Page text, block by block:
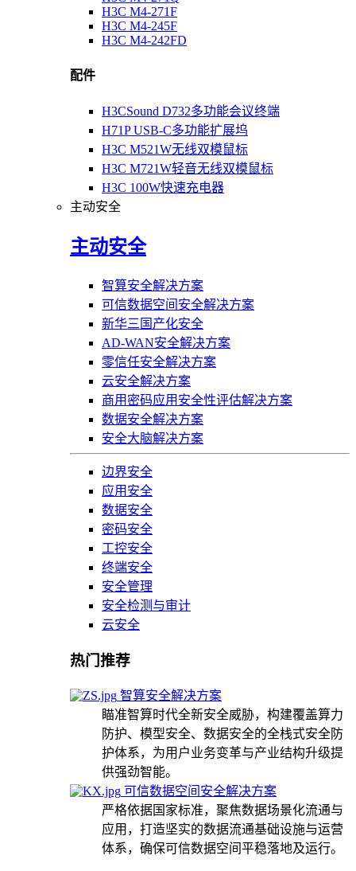
H3C M4-271F
H3C M4-245F
H3C M4-242FD
配件
H3CSound D732多功能会议终端
H71P USB-C多功能扩展坞
H3C M521W无线双模鼠标
H3C M721W轻音无线双模鼠标
H3C 100W快速充电器
主动安全
主动安全
智算安全解决方案
可信数据空间安全解决方案
新华三国产化安全
AD-WAN安全解决方案
零信任安全解决方案
云安全解决方案
商用密码应用安全性评估解决方案
数据安全解决方案
安全大脑解决方案
边界安全
应用安全
数据安全
密码安全
工控安全
终端安全
安全管理
安全检测与审计
云安全
热门推荐
智算安全解决方案
瞄准智算时代全新安全威胁，构建覆盖算力
防护、模型安全、数据安全的全栈式安全防
护体系，为用户业务变革与产业结构升级提
供强劲智能。
可信数据空间安全解决方案
严格依据国家标准，聚焦数据场景化流通与
应用，打造坚实的数据流通基础设施与运营
体系，确保可信数据空间平稳落地及运行。